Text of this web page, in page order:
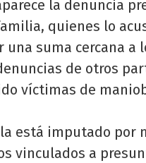
la denuncia
quienes lo
suma cercana a
de otros
víctimas de
está imputado por
vinculados a